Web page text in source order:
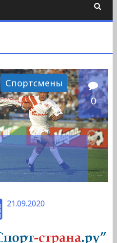
Спортсмены
0
21.09.2020